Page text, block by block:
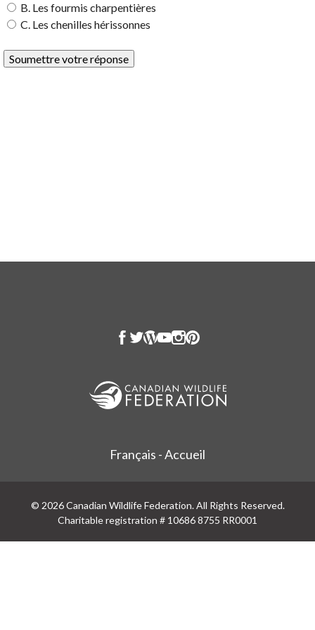
B. Les fourmis charpentières
C. Les chenilles hérissonnes
Français - Accueil
© 2026 Canadian Wildlife Federation. All Rights Reserved.
Charitable registration # 10686 8755 RR0001